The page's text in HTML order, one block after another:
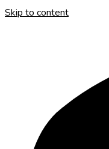
Skip to content